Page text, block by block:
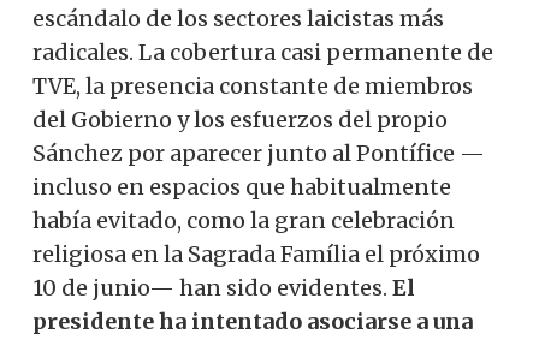
escándalo de los sectores laicistas más
radicales. La cobertura casi permanente de
TVE, la presencia constante de miembros
del Gobierno y los esfuerzos del propio
Sánchez por aparecer junto al Pontífice —
incluso en espacios que habitualmente
había evitado, como la gran celebración
religiosa en la Sagrada Família el próximo
10 de junio— han sido evidentes. El
presidente ha intentado asociarse a una